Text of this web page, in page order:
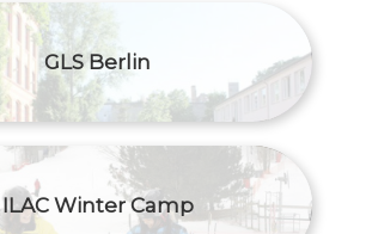
GLS Berlin
ILAC Winter Camp